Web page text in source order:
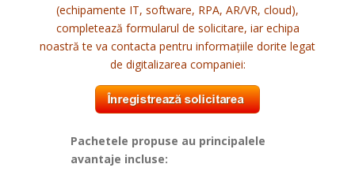
(echipamente IT, software, RPA, AR/VR, cloud),
completează formularul de solicitare, iar echipa
noastră te va contacta pentru informațiile dorite legat
de digitalizarea companiei:
Pachetele propuse au principalele
avantaje incluse: